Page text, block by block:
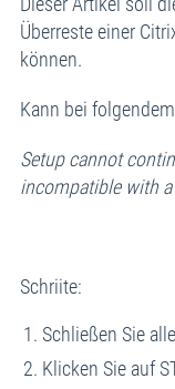
Überreste einer
können.
Kann bei
Setup cannot
incompatible with
Schriite:
Schließen Sie
Klicken Sie auf